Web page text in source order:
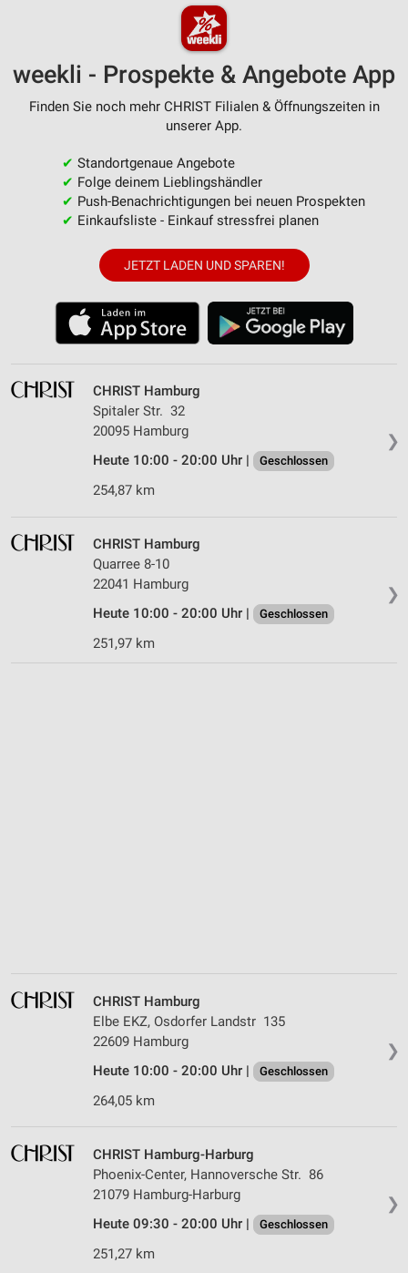
weekli - Prospekte & Angebote App
Finden Sie noch mehr CHRIST Filialen & Öffnungszeiten in
unserer App.
✔ Standortgenaue Angebote
✔ Folge deinem Lieblingshändler
✔ Push-Benachrichtigungen bei neuen Prospekten
✔ Einkaufsliste - Einkauf stressfrei planen
JETZT LADEN UND SPAREN!
❯
CHRIST Hamburg
Spitaler Str. 32
20095 Hamburg
Heute 10:00 - 20:00 Uhr |
Geschlossen
254,87 km
❯
CHRIST Hamburg
Quarree 8-10
22041 Hamburg
Heute 10:00 - 20:00 Uhr |
Geschlossen
251,97 km
❯
CHRIST Hamburg
Elbe EKZ, Osdorfer Landstr 135
22609 Hamburg
Heute 10:00 - 20:00 Uhr |
Geschlossen
264,05 km
❯
CHRIST Hamburg-Harburg
Phoenix-Center, Hannoversche Str. 86
21079 Hamburg-Harburg
Heute 09:30 - 20:00 Uhr |
Geschlossen
251,27 km